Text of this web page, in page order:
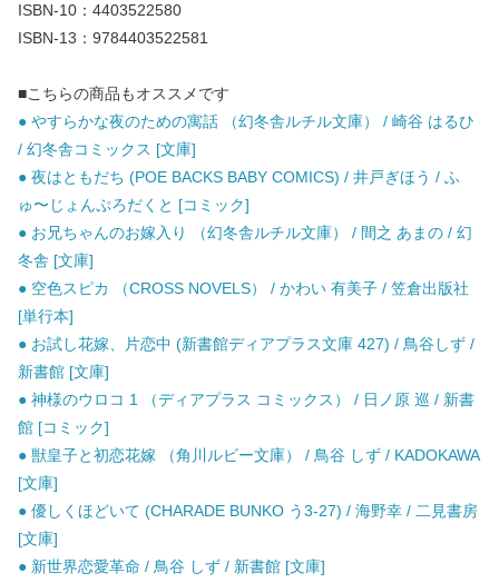
ISBN-10：4403522580
ISBN-13：9784403522581
■こちらの商品もオススメです
● やすらかな夜のための寓話 （幻冬舎ルチル文庫） / 崎谷 はるひ
/ 幻冬舎コミックス [文庫]
● 夜はともだち (POE BACKS BABY COMICS) / 井戸ぎほう / ふ
ゅ〜じょんぷろだくと [コミック]
● お兄ちゃんのお嫁入り （幻冬舎ルチル文庫） / 間之 あまの / 幻
冬舎 [文庫]
● 空色スピカ （CROSS NOVELS） / かわい 有美子 / 笠倉出版社
[単行本]
● お試し花嫁、片恋中 (新書館ディアプラス文庫 427) / 鳥谷しず /
新書館 [文庫]
● 神様のウロコ 1 （ディアプラス コミックス） / 日ノ原 巡 / 新書
館 [コミック]
● 獣皇子と初恋花嫁 （角川ルビー文庫） / 鳥谷 しず / KADOKAWA
[文庫]
● 優しくほどいて (CHARADE BUNKO う3-27) / 海野幸 / 二見書房
[文庫]
● 新世界恋愛革命 / 鳥谷 しず / 新書館 [文庫]